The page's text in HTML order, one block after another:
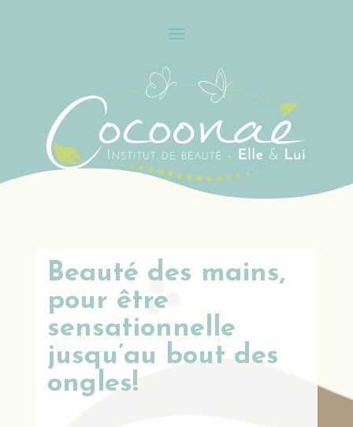
Beauté des mains,
pour être
sensationnelle
jusqu’au bout des
ongles!